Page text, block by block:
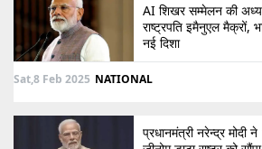
AI शिखर सम्मेलन की
राष्ट्रपति इमैनुएल मैक्रों,
नई दिशा
Sat,8 Feb 2025 NATIONAL
प्रधानमंत्री नरेन्द्र मोदी